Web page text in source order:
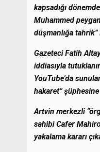
kapsadığı
Muhammed
düşmanlığa
Gazeteci Fatih
iddiasıyla
YouTube’da
hakaret” şüphesine
Artvin merkezli
sahibi Cafer
yakalama kararı